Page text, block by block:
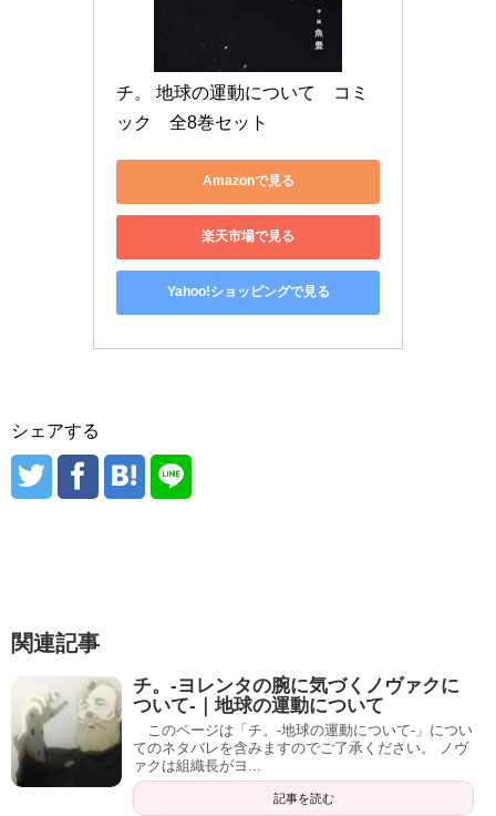
チ。 地球の運動について　コミ
ック　全8巻セット
Amazonで見る
楽天市場で見る
Yahoo!ショッピングで見る
シェアする
関連記事
チ。-ヨレンタの腕に気づくノヴァクに
ついて-｜地球の運動について
このページは「チ。-地球の運動について-」につい
てのネタバレを含みますのでご了承ください。 ノヴ
ァクは組織長がヨ...
記事を読む